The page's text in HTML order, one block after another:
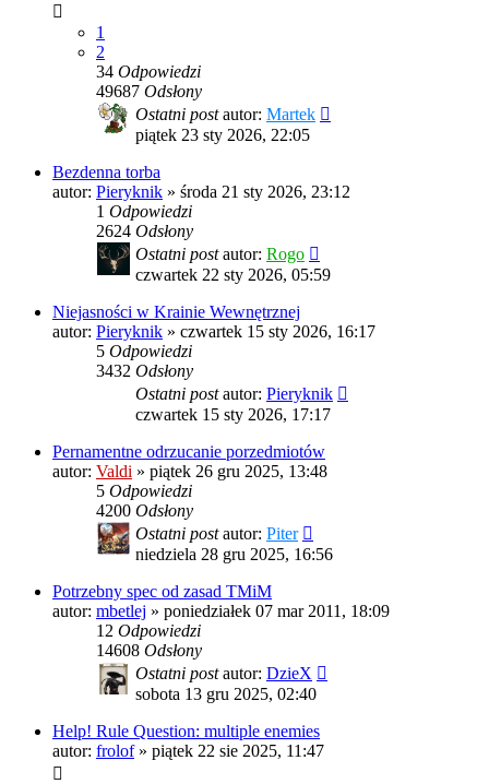
1
2
34 Odpowiedzi
49687 Odsłony
Ostatni postautor: Martek
piątek 23 sty 2026, 22:05
Bezdenna torba
autor: Pieryknik » środa 21 sty 2026, 23:12
1 Odpowiedzi
2624 Odsłony
Ostatni postautor: Rogo
czwartek 22 sty 2026, 05:59
Niejasności w Krainie Wewnętrznej
autor: Pieryknik » czwartek 15 sty 2026, 16:17
5 Odpowiedzi
3432 Odsłony
Ostatni postautor: Pieryknik
czwartek 15 sty 2026, 17:17
Pernamentne odrzucanie porzedmiotów
autor: Valdi » piątek 26 gru 2025, 13:48
5 Odpowiedzi
4200 Odsłony
Ostatni postautor: Piter
niedziela 28 gru 2025, 16:56
Potrzebny spec od zasad TMiM
autor: mbetlej » poniedziałek 07 mar 2011, 18:09
12 Odpowiedzi
14608 Odsłony
Ostatni postautor: DzieX
sobota 13 gru 2025, 02:40
Help! Rule Question: multiple enemies
autor: frolof» piątek 22 sie 2025, 11:47